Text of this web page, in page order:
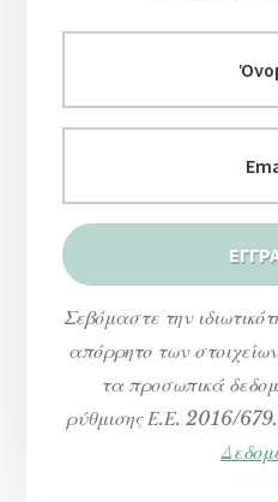
Σεβόμαστε την
απόρρητο των
τα προσωπικά
ρύθμισης Ε.Ε. 2016/679.